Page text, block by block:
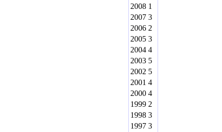
2008 1
2007 3
2006 2
2005 3
2004 4
2003 5
2002 5
2001 4
2000 4
1999 2
1998 3
1997 3